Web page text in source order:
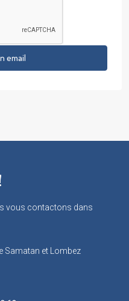
email
vous contactons dans
Samatan et Lombez